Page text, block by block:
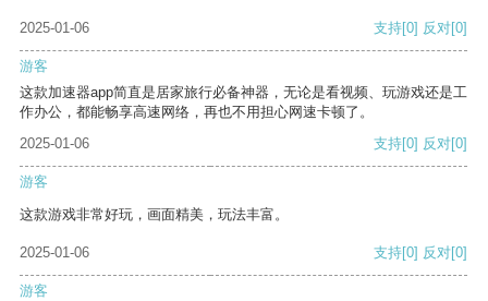
2025-01-06 支持[0] 反对[0]
游客
这款加速器app简直是居家旅行必备神器，无论是看视频、玩游戏还是工
作办公，都能畅享高速网络，再也不用担心网速卡顿了。
2025-01-06
支持[0] 反对[0]
游客
这款游戏非常好玩，画面精美，玩法丰富。
2025-01-06 支持[0] 反对[0]
游客